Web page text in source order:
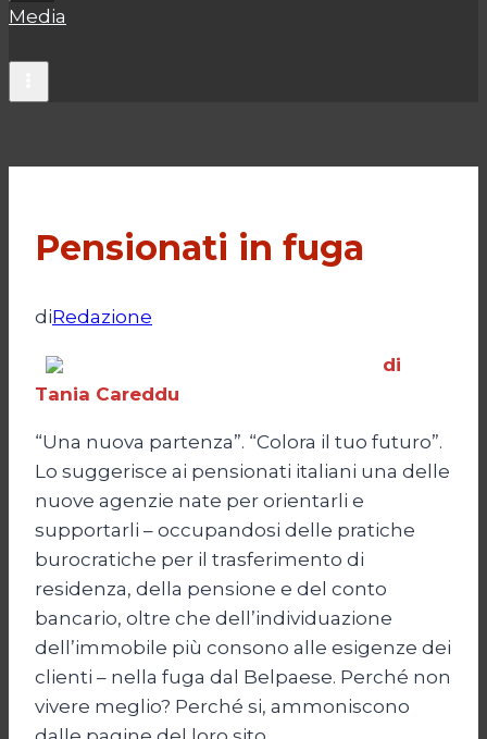
Media
Pensionati in fuga
diRedazione
di
Tania Careddu
“Una nuova partenza”. “Colora il tuo futuro”.
Lo suggerisce ai pensionati italiani una delle
nuove agenzie nate per orientarli e
supportarli – occupandosi delle pratiche
burocratiche per il trasferimento di
residenza, della pensione e del conto
bancario, oltre che dell’individuazione
dell’immobile più consono alle esigenze dei
clienti – nella fuga dal Belpaese. Perché non
vivere meglio? Perché si, ammoniscono